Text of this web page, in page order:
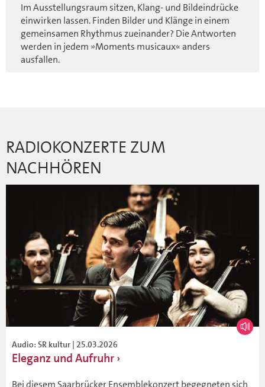
Im Ausstellungsraum sitzen, Klang- und Bildeindrücke
einwirken lassen. Finden Bilder und Klänge in einem
gemeinsamen Rhythmus zueinander? Die Antworten
werden in jedem »Moments musicaux« anders
ausfallen.
RADIOKONZERTE ZUM
NACHHÖREN
Audio: SR kultur | 25.03.2026
Eleganz und Aufruhr
Bei diesem Saarbrücker Ensemblekonzert begegneten sich